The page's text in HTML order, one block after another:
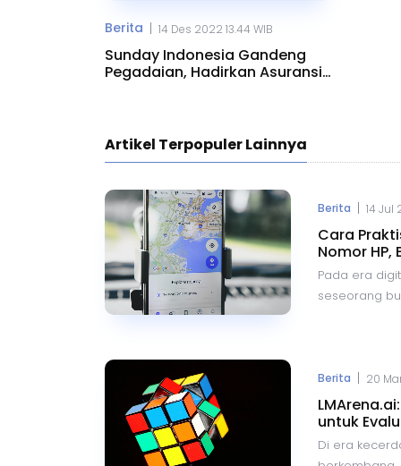
Berita | 14 Des 2022 13.44 WIB
Sunday Indonesia Gandeng
Pegadaian, Hadirkan Asuransi
Artikel Terpopuler Lainnya
Berita 14 Jul
Cara
Nomor HP,
Pada era
seseorang
dengan
hingga
metode yang
lokasi
Berita 20
untuk
Di era